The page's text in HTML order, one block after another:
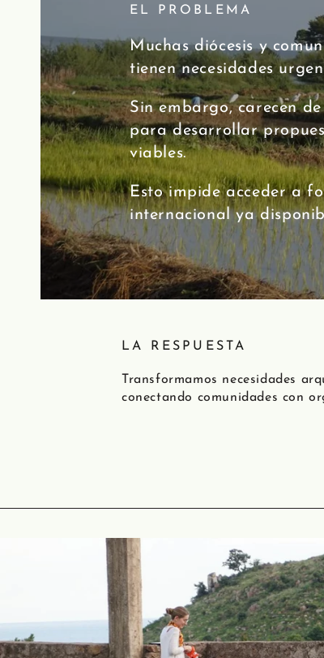
EL PROBLEMA
Muchas diócesis y
tienen necesidades
Sin embargo, carecen
para desarrollar
viables.
Esto impide acceder a
internacional ya
LA RESPUESTA
Transformamos necesidades
conectando comunidades con